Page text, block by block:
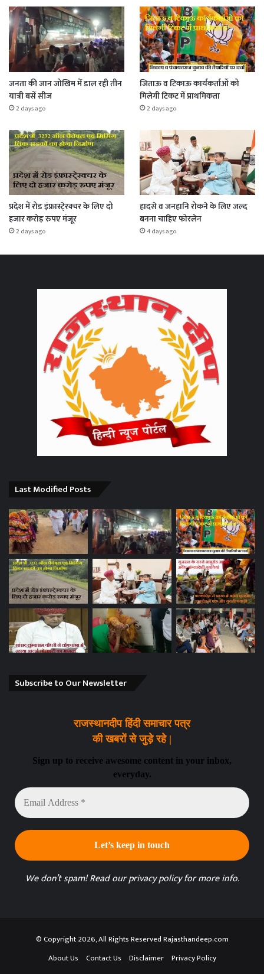
जनता की जान जोखिम में डाल रही तीन
यात्री बसें सीज
2 days ago
जिताऊ व टिकाऊ कार्यकर्ताओं को
मिलेगी टिकट में प्राथमिकता
2 days ago
प्रदेश में रोड इंफ्रास्टे्रक्चर के लिए दो
हजार करोड़ रुपए मंजूर
2 days ago
हादसे व जनहानि रोकने के लिए जल्द
बनना चाहिए फोरलेन
4 days ago
Last Modified Posts
Subscribe to Our Newsletter
राजस्थानदीप हिंदी समाचार पत्र
की खबरों से जुड़े रहे |
Sign up to receive awesome content in your inbox,
everyday.
Email
Address
*
We don’t spam! Read ourprivacy policyfor more info.
© Copyright 2026, All Rights Reserved Rajasthandeep.com
About Us
Contact Us Disclaimer Privacy Policy